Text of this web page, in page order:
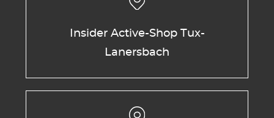
Insider Active-Shop Tux-
Lanersbach